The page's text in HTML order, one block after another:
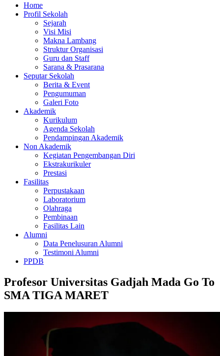
Home
Profil Sekolah
Sejarah
Visi Misi
Makna Lambang
Struktur Organisasi
Guru dan Staff
Sarana & Prasarana
Seputar Sekolah
Berita & Event
Pengumuman
Galeri Foto
Akademik
Kurikulum
Agenda Sekolah
Pendampingan Akademik
Non Akademik
Kegiatan Pengembangan Diri
Ekstrakurikuler
Prestasi
Fasilitas
Perpustakaan
Laboratorium
Olahraga
Pembinaan
Fasilitas Lain
Alumni
Data Penelusuran Alumni
Testimoni Alumni
PPDB
Profesor Universitas Gadjah Mada Go To
SMA TIGA MARET